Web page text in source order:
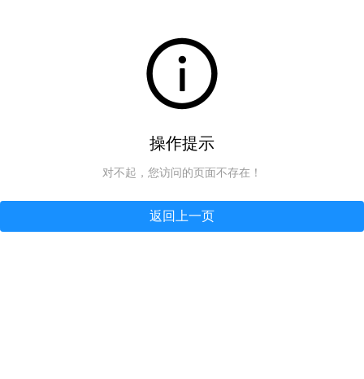
操作提示
对不起，您访问的页面不存在！
返回上一页